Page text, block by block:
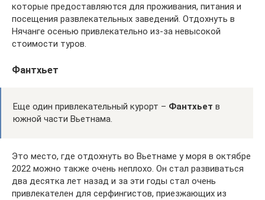
которые предоставляются для проживания, питания и
посещения развлекательных заведений. Отдохнуть в
Нячанге осенью привлекательно из-за невысокой
стоимости туров.
Фантхьет
Еще один привлекательный курорт – Фантхьет в
южной части Вьетнама.
Это место, где отдохнуть во Вьетнаме у моря в октябре
2022 можно также очень неплохо. Он стал развиваться
два десятка лет назад и за эти годы стал очень
привлекателен для серфингистов, приезжающих из